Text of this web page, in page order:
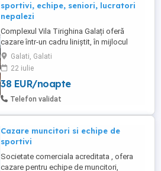
sportivi, echipe, seniori, lucratori
nepalezi
Complexul Vila Tirighina Galați oferă
cazare într-un cadru liniștit, în mijlocul
naturii, pe malul Lacului Cătușa. Vila poate
fi închiriată integral sau cameră cu cameră,
pentru grupuri, cantonamente, evenimente
private ori sejururi individuale. Dispune de
27 de camere duble, dotate cu baie
Galati, Galati
22 iulie
38 EUR/noapte
Telefon validat
Cazare muncitori si echipe de
sportivi
Societate comerciala acreditata , ofera
cazare pentru echipe de muncitori,